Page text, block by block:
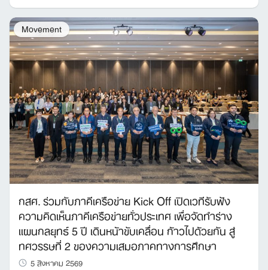
Movement
กสศ. ร่วมกับภาคีเครือข่าย Kick Off เปิดเวทีรับฟัง
ความคิดเห็นภาคีเครือข่ายทั่วประเทศ เพื่อจัดทำร่าง
แผนกลยุทธ์ 5 ปี เดินหน้าขับเคลื่อน ก้าวไปด้วยกัน สู่
ทศวรรษที่ 2 ของความเสมอภาคทางการศึกษา
5 สิงหาคม 2569